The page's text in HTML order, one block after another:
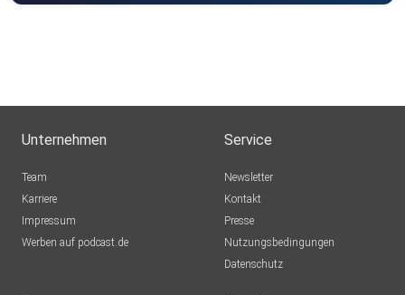
Unternehmen
Team
Karriere
Impressum
Werben auf podcast.de
Service
Newsletter
Kontakt
Presse
Nutzungsbedingungen
Datenschutz